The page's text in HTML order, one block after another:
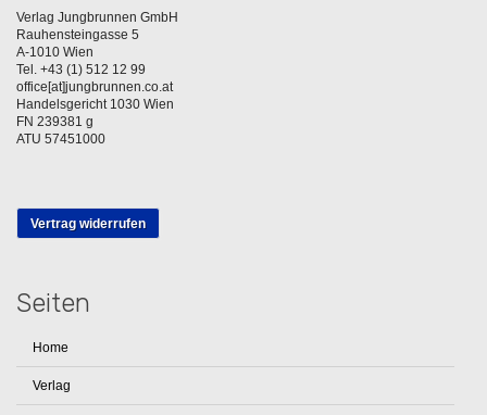
Verlag Jungbrunnen GmbH
Rauhensteingasse 5
A-1010 Wien
Tel. +43 (1) 512 12 99
office[at]jungbrunnen.co.at
Handelsgericht 1030 Wien
FN 239381 g
ATU 57451000
Vertrag widerrufen
Seiten
Home
Verlag